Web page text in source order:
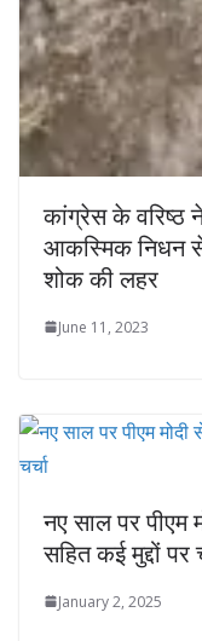
कांग्रेस के वरिष्ठ
आकस्मिक निधन
शोक की लहर
June 11, 2023
नए साल पर पीएम
सहित कई मुद्दों पर
January 2, 2025